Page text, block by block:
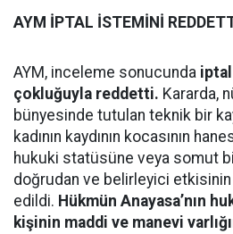
AYM İPTAL İSTEMİNİ
AYM, inceleme sonucunda
çokluğuyla reddetti. Kararda,
bünyesinde tutulan teknik bir
kadının kaydının kocasının
hukuki statüsüne veya somut
doğrudan ve belirleyici etkisinin
edildi. Hükmün Anayasa’nın
kişinin maddi ve manevi